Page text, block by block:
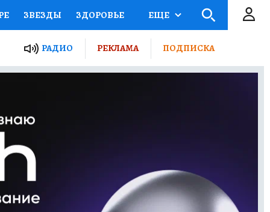
ЗВЕЗДЫ ЗДОРОВЬЕ
ПРОЕКТЫ РОССИИ
ПУТЕВОДИТЕЛЬ
ЕЩЕ
РАДИО РЕКЛАМА ПОДПИСКА